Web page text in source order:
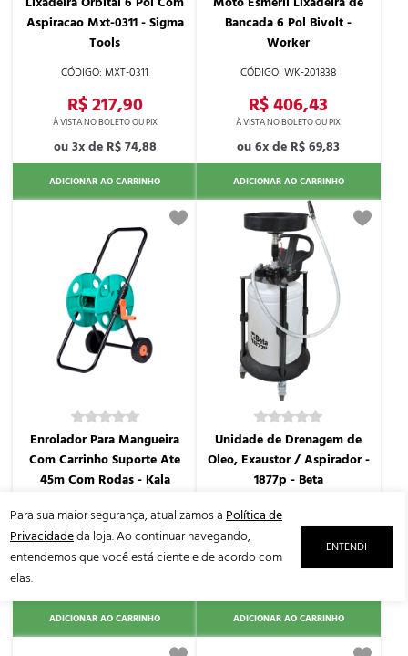
Para sua maior segurança, atualizamos aPolítica de
Privacidadeda loja. Ao continuar navegando,
entendemos que você está ciente e de acordo com
elas.
ENTENDI
MXT-0311
Aspiracao Mxt-0311 - Sigma
Tools
R$ 217,90
3x de R$ 74,88
ADICIONAR AO CARRINHO
WK-201838
Bancada 6 Pol Bivolt -
Worker
R$ 406,43
6x de R$ 69,83
ADICIONAR AO CARRINHO
WK-109746
Enrolador Para Mangueira
Com Carrinho Suporte Ate
45m Com Rodas - Kala
R$ 133,86
ADICIONAR AO CARRINHO
Unidade de Drenagem de
Oleo, Exaustor / Aspirador -
1877p - Beta
R$ 3.237,86
ADICIONAR AO CARRINHO